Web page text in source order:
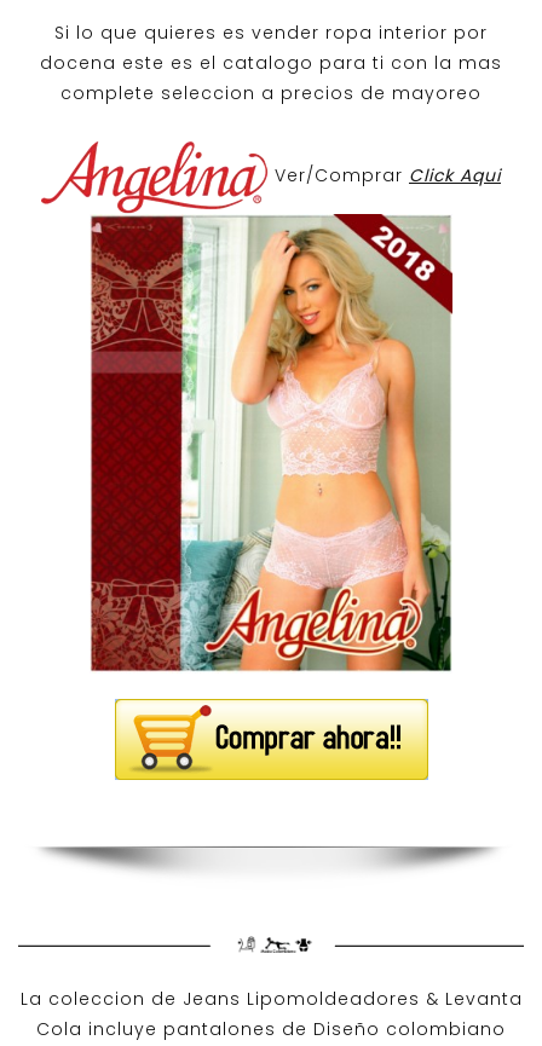
Si lo que quieres es vender ropa interior por
docena este es el catalogo para ti con la mas
complete seleccion a precios de mayoreo
Ver/Comprar Click Aqui
La coleccion de Jeans Lipomoldeadores & Levanta
Cola incluye pantalones de Diseño colombiano